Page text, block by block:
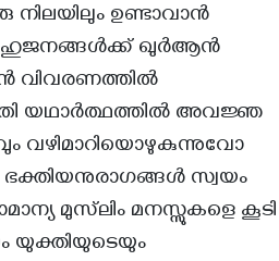
ഉണ്ടാവാൻ
ബഹുജനങ്ങൾക്ക് ഖുർആൻ
വിവരണത്തിൽ
യഥാർത്ഥത്തിൽ അവജ്ഞ
വഴിമാറിയൊഴുകുന്നുവോ
സ്വയം
മുസ്‌ലിം മനസ്സുകളെ കൂടി
യുക്തിയുടെയും